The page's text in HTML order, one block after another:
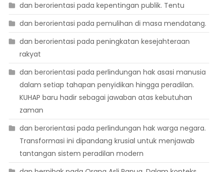
dan berorientasi pada kepentingan publik. Tentu
dan berorientasi pada pemulihan di masa mendatang.
dan berorientasi pada peningkatan kesejahteraan
rakyat
dan berorientasi pada perlindungan hak asasi manusia
dalam setiap tahapan penyidikan hingga peradilan.
KUHAP baru hadir sebagai jawaban atas kebutuhan
zaman
dan berorientasi pada perlindungan hak warga negara.
Transformasi ini dipandang krusial untuk menjawab
tantangan sistem peradilan modern